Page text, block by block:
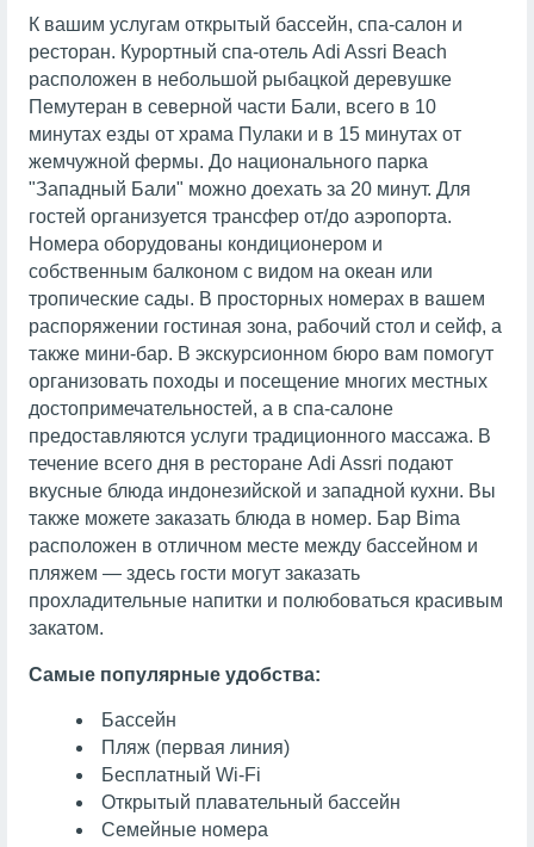
К вашим услугам открытый бассейн, спа-салон и
ресторан. Курортный спа-отель Adi Assri Beach
расположен в небольшой рыбацкой деревушке
Пемутеран в северной части Бали, всего в 10
минутах езды от храма Пулаки и в 15 минутах от
жемчужной фермы. До национального парка
"Западный Бали" можно доехать за 20 минут. Для
гостей организуется трансфер от/до аэропорта.
Номера оборудованы кондиционером и
собственным балконом с видом на океан или
тропические сады. В просторных номерах в вашем
распоряжении гостиная зона, рабочий стол и сейф, а
также мини-бар. В экскурсионном бюро вам помогут
организовать походы и посещение многих местных
достопримечательностей, а в спа-салоне
предоставляются услуги традиционного массажа. В
течение всего дня в ресторане Adi Assri подают
вкусные блюда индонезийской и западной кухни. Вы
также можете заказать блюда в номер. Бар Bima
расположен в отличном месте между бассейном и
пляжем — здесь гости могут заказать
прохладительные напитки и полюбоваться красивым
закатом.
Самые популярные удобства:
Бассейн
Пляж (первая линия)
Бесплатный Wi-Fi
Открытый плавательный бассейн
Семейные номера